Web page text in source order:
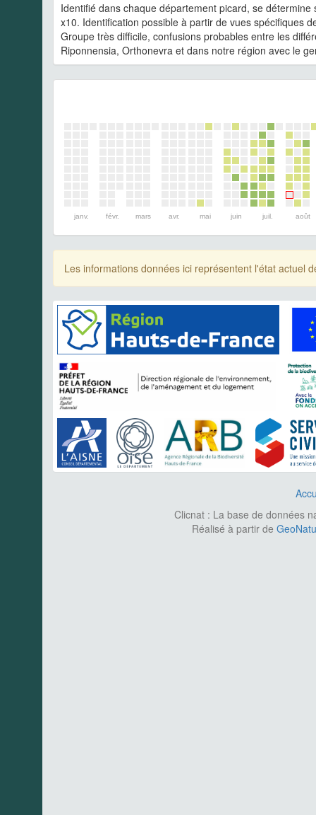
Identifié dans chaque département picard, se
x10. Identification possible à partir de vues spécifiques
Groupe très difficile, confusions probables entre les
Riponnensia, Orthonevra et dans notre région avec le
janv. févr. mars avr. mai juin juil. août
Les informations données ici représentent l'état actuel
Clicnat : La base de données
Réalisé à partir de